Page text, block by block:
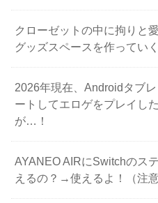
クローゼットの中に拘りと
グッズスペースを作ってい
2026年現在、Androidタブ
ートしてエロゲをプレイし
が…！
AYANEO AIRにSwitchのス
えるの？→使えるよ！（注意